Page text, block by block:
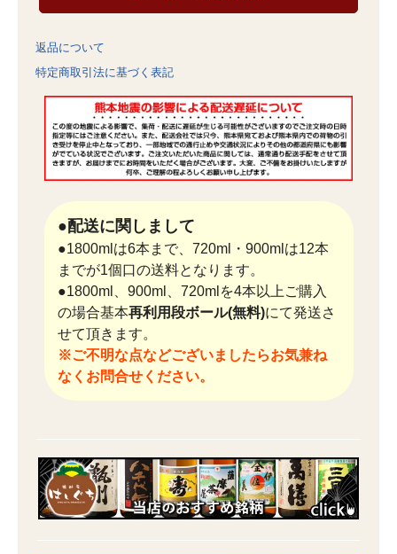
返品について
特定商取引法に基づく表記
●配送に関しまして
●1800mlは6本まで、720ml・900mlは12本
までが1個口の送料となります。
●1800ml、900ml、720mlを4本以上ご購入
の場合基本再利用段ボール(無料)にて発送さ
せて頂きます。
※ご不明な点などございましたらお気兼ね
なくお問合せください。